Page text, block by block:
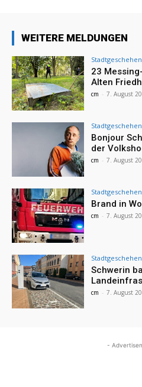
WEITERE MELDUNGEN
Stadtgeschehen
23
Alten
cm - 7. August
Stadtgeschehen
Bonjour
der
cm - 7. August
Stadtgeschehen
Brand in
cm - 7. August
Stadtgeschehen
Schwerin
cm - 7. August
-